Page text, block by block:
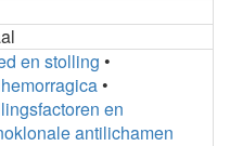
en stolling •
•
en
antilichamen